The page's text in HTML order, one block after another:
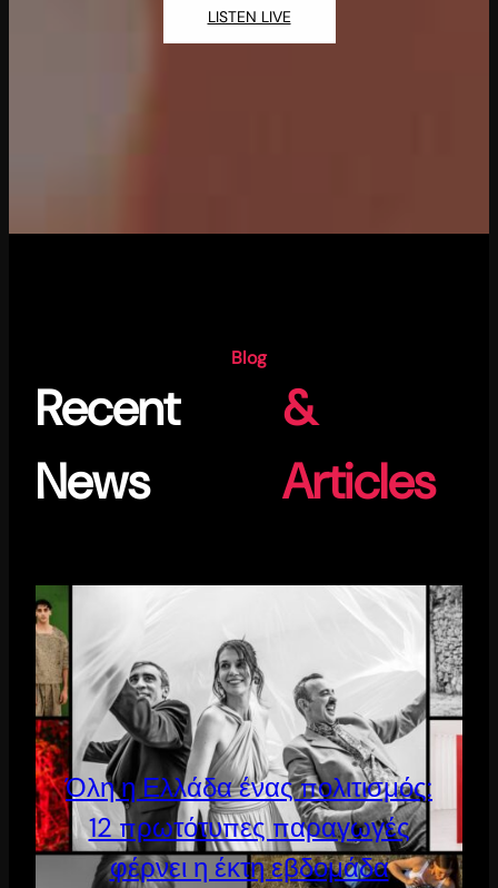
LISTEN LIVE
Blog
Recent
News
&
Articles
Όλη η Ελλάδα ένας πολιτισμός:
12 πρωτότυπες παραγωγές
φέρνει η έκτη εβδομάδα